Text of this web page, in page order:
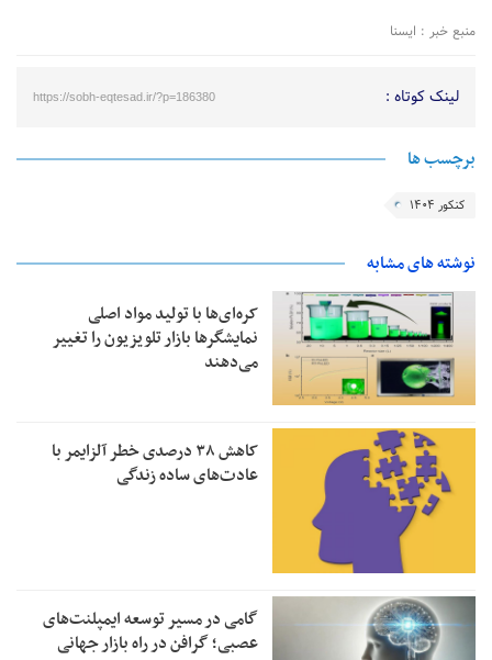
منبع خبر : ایسنا
لینک کوتاه : https://sobh-eqtesad.ir/?p=186380
برچسب ها
کنکور ۱۴۰۴
نوشته های مشابه
کره‌ای‌ها با تولید مواد اصلی
نمایشگرها بازار تلویزیون را تغییر
می‌دهند
کاهش ۳۸ درصدی خطر آلزایمر با
عادت‌های ساده زندگی
گامی در مسیر توسعه ایمپلنت‌های
عصبی؛ گرافن در راه بازار جهانی